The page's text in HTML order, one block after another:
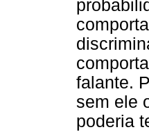
falante.
sem ele
poderia